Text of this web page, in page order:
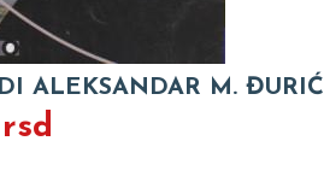
ALEKSANDAR M. ĐURIĆ
rsd